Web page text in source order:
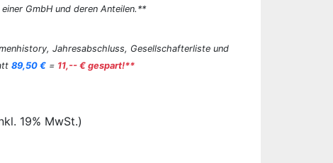
GmbH und deren Anteilen.**
Jahresabschluss, Gesellschafterliste und
89,50 € = 11,-- € gespart!**
19% MwSt.)